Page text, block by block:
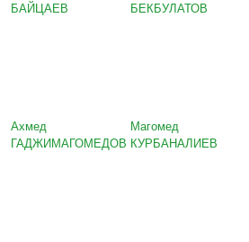
БАЙЦАЕВ
БЕКБУЛАТОВ
Ахмед
ГАДЖИМАГОМЕДОВ
Магомед
КУРБАНАЛИЕВ